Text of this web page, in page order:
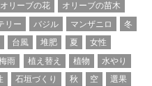
オリーブの花
オリーブの苗木
リー バジル マンザニロ
冬
台風 堆肥 夏
女性
雨 植え替え 植物
水やり
石垣づくり 秋 空
選果